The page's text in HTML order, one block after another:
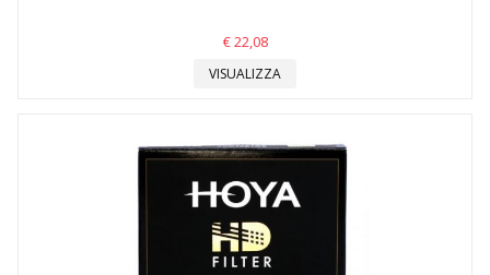
€ 22,08
VISUALIZZA